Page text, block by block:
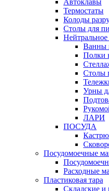
Автоклавы
Термостаты
Колоды
Столы для
Ванны
Полки
Столы
Урны
ЛАРИ
ПОСУДА
Посудомоечные
Расходные
Пластиковая тара
Складские и